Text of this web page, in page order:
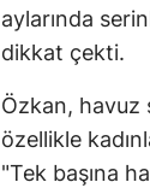
aylarında
dikkat çekti.
Özkan, havuz
özellikle
"Tek başına